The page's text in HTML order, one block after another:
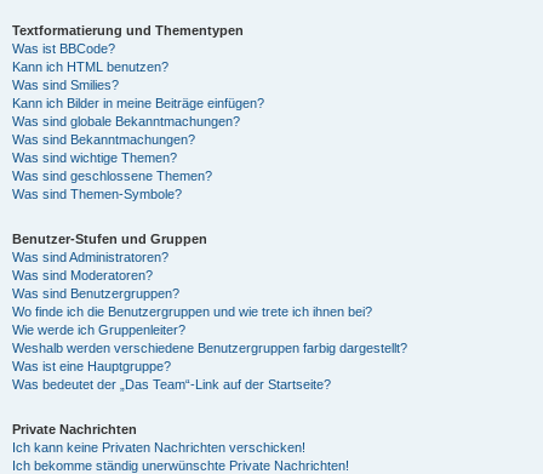
Textformatierung und Thementypen
Was ist BBCode?
Kann ich HTML benutzen?
Was sind Smilies?
Kann ich Bilder in meine Beiträge einfügen?
Was sind globale Bekanntmachungen?
Was sind Bekanntmachungen?
Was sind wichtige Themen?
Was sind geschlossene Themen?
Was sind Themen-Symbole?
Benutzer-Stufen und Gruppen
Was sind Administratoren?
Was sind Moderatoren?
Was sind Benutzergruppen?
Wo finde ich die Benutzergruppen und wie trete ich ihnen bei?
Wie werde ich Gruppenleiter?
Weshalb werden verschiedene Benutzergruppen farbig dargestellt?
Was ist eine Hauptgruppe?
Was bedeutet der „Das Team“-Link auf der Startseite?
Private Nachrichten
Ich kann keine Privaten Nachrichten verschicken!
Ich bekomme ständig unerwünschte Private Nachrichten!